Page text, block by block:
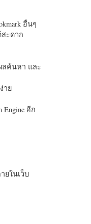
อื่นๆ
สะดวก
ลค้นหา และ
าย
อีก
ยในเว็บ